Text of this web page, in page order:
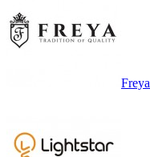
Freya